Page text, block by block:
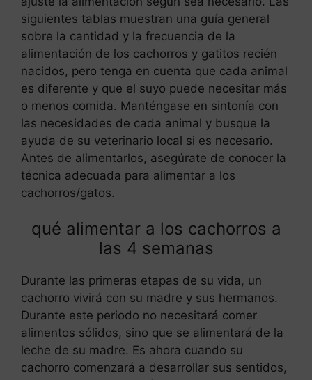
siguientes tablas muestran una guía general
sobre la cantidad y la frecuencia de la
alimentación de los cachorros y gatitos recién
nacidos, pero tenga en cuenta que cada animal
es diferente y que el suyo puede necesitar más
o menos comida. Manténgase en sintonía con
las necesidades de cada animal y busque la
ayuda de su veterinario local si es necesario.
Antes de alimentarlos, asegúrate de conocer la
técnica adecuada para alimentar a los
cachorros/gatos.
qué alimentar a los cachorros a
las 4 semanas
Durante las primeras etapas de su vida, un
cachorro vivirá con su madre y sus hermanos.
Durante este periodo no necesitará comer
alimentos sólidos, sino que se alimentará de la
leche de su madre. Es ahora cuando su
cachorro comenzará a desarrollar sus sentidos,